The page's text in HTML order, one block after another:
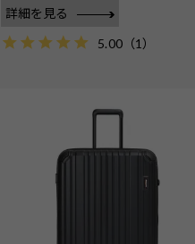
詳細を見る
5.00 （1）